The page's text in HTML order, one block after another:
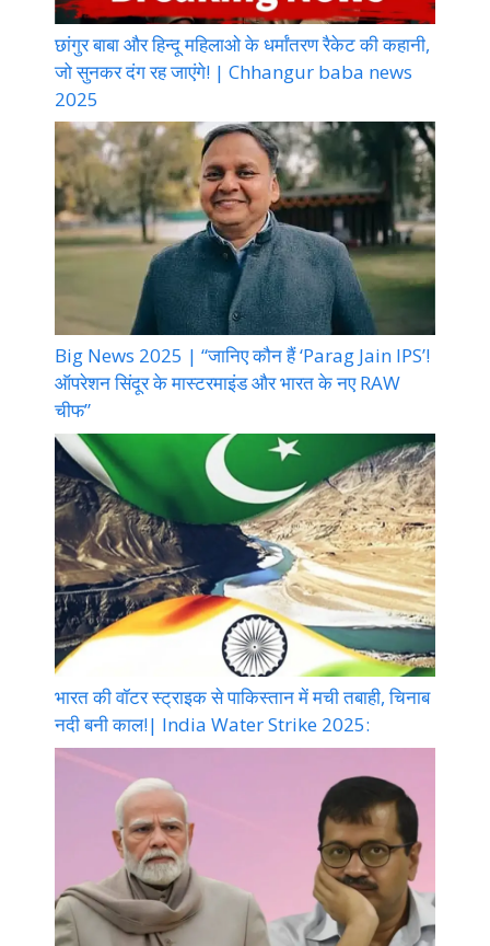
छांगुर बाबा और हिन्दू महिलाओ के धर्मांतरण रैकेट की कहानी,
जो सुनकर दंग रह जाएंगे! | Chhangur baba news
2025
Big News 2025 | “जानिए कौन हैं ‘Parag Jain IPS’!
ऑपरेशन सिंदूर के मास्टरमाइंड और भारत के नए RAW
चीफ”
भारत की वॉटर स्ट्राइक से पाकिस्तान में मची तबाही, चिनाब
नदी बनी काल!| India Water Strike 2025: